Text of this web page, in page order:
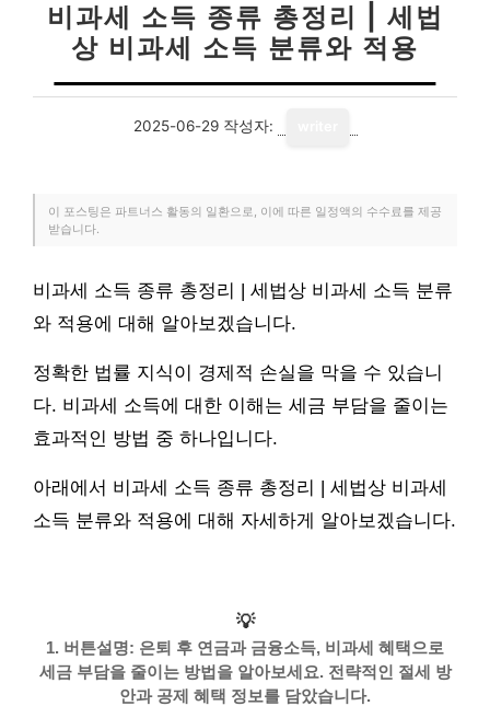
비과세 소득 종류 총정리 | 세법
상 비과세 소득 분류와 적용
2025-06-29 작성자:
이 포스팅은 파트너스 활동의 일환으로, 이에 따른 일정액의 수수료를 제공
받습니다.
비과세 소득 종류 총정리 | 세법상 비과세 소득 분류
와 적용에 대해 알아보겠습니다.
정확한 법률 지식이 경제적 손실을 막을 수 있습니
다. 비과세 소득에 대한 이해는 세금 부담을 줄이는
효과적인 방법 중 하나입니다.
아래에서 비과세 소득 종류 총정리 | 세법상 비과세
소득 분류와 적용에 대해 자세하게 알아보겠습니다.
💡
1. 버튼설명: 은퇴 후 연금과 금융소득, 비과세 혜택으로
세금 부담을 줄이는 방법을 알아보세요. 전략적인 절세 방
안과 공제 혜택 정보를 담았습니다.